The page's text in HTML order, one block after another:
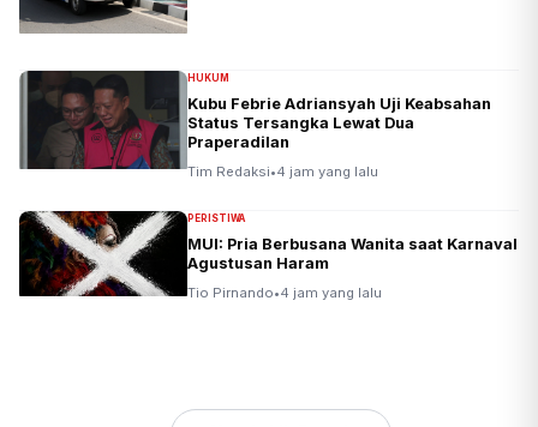
HUKUM
Kubu Febrie Adriansyah Uji Keabsahan
Status Tersangka Lewat Dua
Praperadilan
Tim Redaksi•4 jam yang lalu
PERISTIWA
MUI: Pria Berbusana Wanita saat Karnaval
Agustusan Haram
Tio Pirnando•4 jam yang lalu